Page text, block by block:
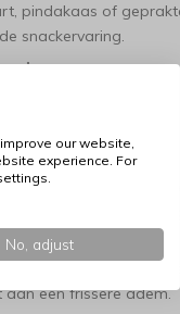
pindakaas of
snackervaring.
Het
effect heeft. Dit
of onweer.
eten kan leiden tot
het eettempo
van de mat en
een frissere adem.
our website,
experience. For
No, adjust